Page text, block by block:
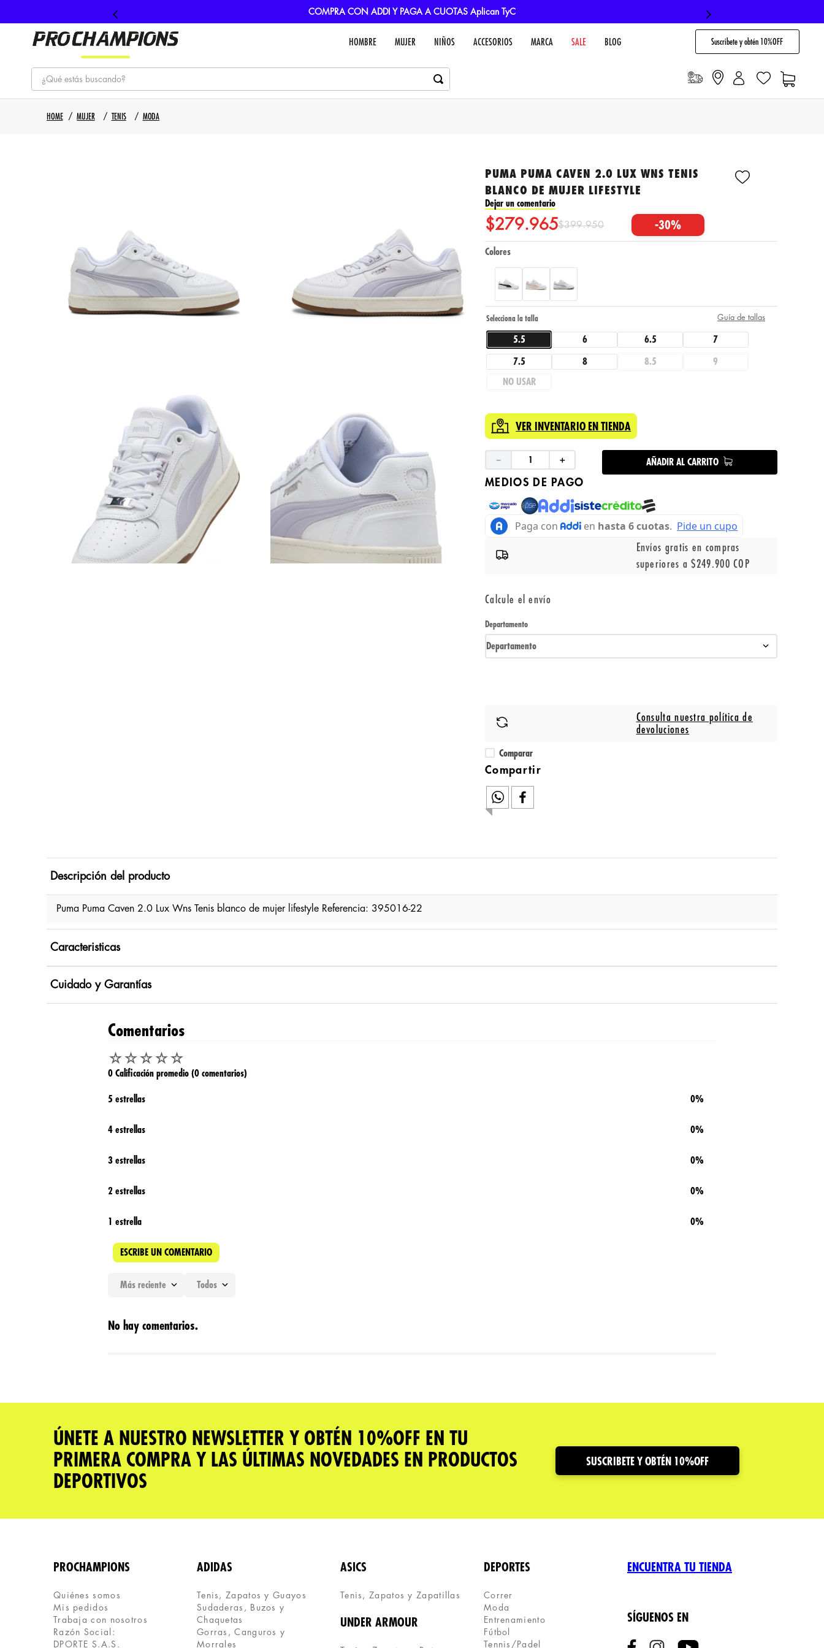
COMPRA CON ADDI Y PAGA A CUOTAS Aplican TyC
HOMBRE MUJER NIÑOS ACCESORIOS MARCA SALE BLOG Suscribete y obtén 10%OFF
¿Qué estás buscando?
1. tenis
MUJER TENIS MODA
PUMA PUMA CAVEN 2.0 LUX WNS TENIS
BLANCO DE MUJER LIFESTYLE
Dejar un comentario
$279.965$399.950 -30%
Colores
5.5 6 6.5 7
7.5 8 8.5 9
NO USAR
Guía de tallas
VER INVENTARIO EN TIENDA
＋
－ AÑADIR AL CARRITO
MEDIOS DE PAGO
Envíos gratis en compras
superiores a $249.900 COP
Calcule el envío
Departamento
Departamento
Consulta nuestra política de
devoluciones
Comparar
Descripción del producto
Puma Puma Caven 2.0 Lux Wns Tenis blanco de mujer lifestyle Referencia: 395016-22
Caracteristicas
Cuidado y Garantías
Comentarios
☆☆☆☆☆
0 Calificación promedio (0 comentarios)
5 estrellas 0%
4 estrellas 0%
3 estrellas 0%
2 estrellas 0%
1 estrella 0%
ESCRIBE UN COMENTARIO
★★★★★
Dirección de email
ENVIAR COMENTARIO
Más reciente Todos
No hay comentarios.
ÚNETE A NUESTRO NEWSLETTER Y OBTÉN 10%OFF EN TU
PRIMERA COMPRA Y LAS ÚLTIMAS NOVEDADES EN PRODUCTOS
DEPORTIVOS
SUSCRIBETE Y OBTÉN 10%OFF
PROCHAMPIONS
Quiénes somos
Mis pedidos
Trabaja con nosotros
Razón Social:
DPORTE S.A.S.
ADIDAS
Tenis, Zapatos y Guayos
Sudaderas, Buzos y
Chaquetas
Gorras, Canguros y
Morrales
ASICS
Tenis, Zapatos y Zapatillas
UNDER ARMOUR
DEPORTES
Correr
Moda
Entrenamiento
Fútbol
Tennis/Padel
ENCUENTRA TU TIENDA
SÍGUENOS EN